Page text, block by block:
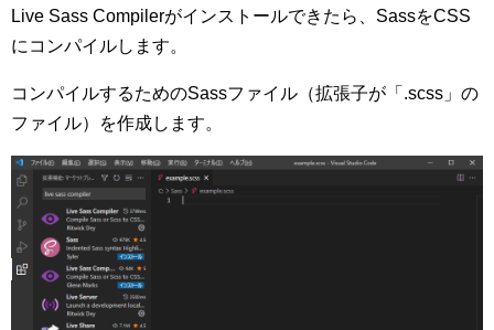
Live Sass Compilerがインストールできたら、SassをCSS
にコンパイルします。
コンパイルするためのSassファイル（拡張子が「.scss」の
ファイル）を作成します。